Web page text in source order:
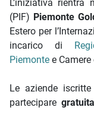
L’iniziativa rientra
(PIF) Piemonte
Estero per
incarico di
Piemonte e
Le aziende
partecipare